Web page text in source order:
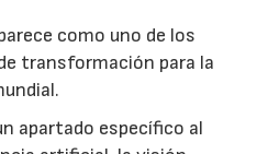
como uno de los
transformación para la
apartado específico al